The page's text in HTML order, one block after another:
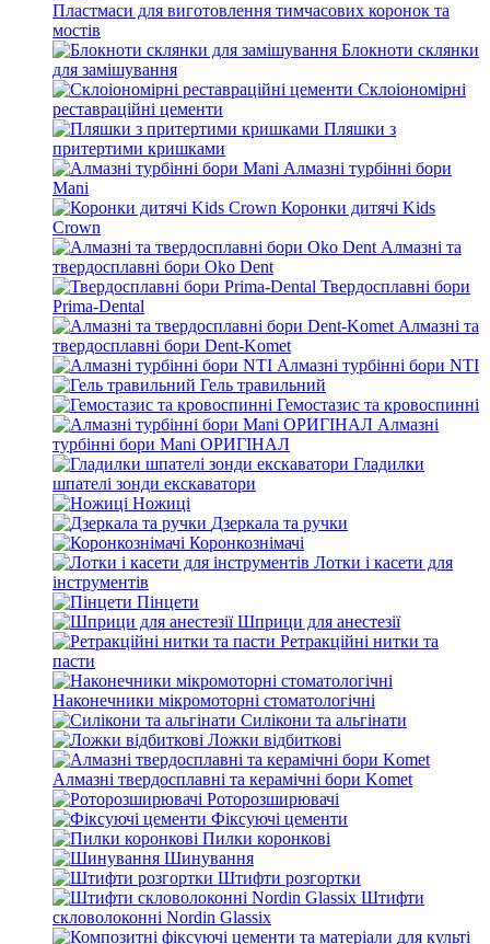
Пластмаси для виготовлення тимчасових коронок та
мостів
Блокноти склянки
для замішування
Склоіономірні
реставраційні цементи
Пляшки з
притертими кришками
Алмазні турбінні бори
Mani
Коронки дитячі Kids
Crown
Алмазні та
твердосплавні бори Oko Dent
Твердосплавні бори
Prima-Dental
Алмазні та
твердосплавні бори Dent-Komet
Алмазні турбінні бори NTI
Гель травильний
Гемостазис та кровоспинні
Алмазні
турбінні бори Mani ОРИГІНАЛ
Гладилки
шпателі зонди екскаватори
Ножиці
Дзеркала та ручки
Коронкознімачі
Лотки і касети для
інструментів
Пінцети
Шприци для анестезії
Ретракційні нитки та
пасти
Наконечники мікромоторні стоматологічні
Силікони та альгінати
Ложки відбиткові
Алмазні твердосплавні та керамічні бори Komet
Роторозширювачі
Фіксуючі цементи
Пилки коронкові
Шинування
Штифти розгортки
Штифти
скловолоконні Nordin Glassix